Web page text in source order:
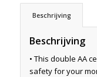
Beschrijving
Beschrijving
• This double AA
safety for your